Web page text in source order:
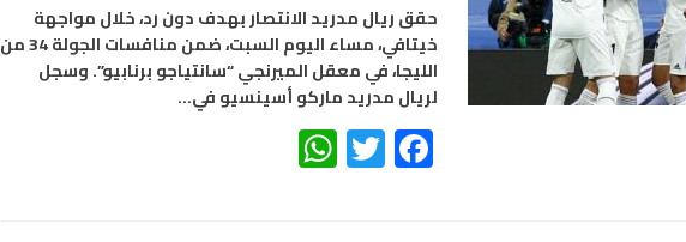
حقق ريال مدريد الانتصار بهدف دون رد، خلال مواجهة
خيتافي، مساء اليوم السبت، ضمن منافسات الجولة 34 من
الليجا، في معقل الميرنجي “سانتياجو برنابيو”. وسجل
لريال مدريد ماركو أسينسيو في…
Facebook
Twitter